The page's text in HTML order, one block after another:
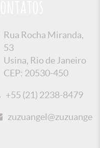
Rua Rocha Miranda,
53
Usina, Rio de Janeiro
CEP: 20530-450
+55 (21) 2238-8479